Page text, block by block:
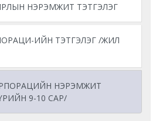
НЭРЭМЖИТ ТЭТГЭЛЭГ
ИЙН ТЭТГЭЛЭГ /ЖИЛ
НЭРЭМЖИТ
9-10 САР/